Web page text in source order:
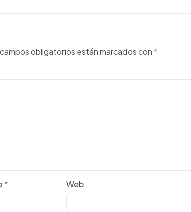
obligatorios están marcados con*
* Web